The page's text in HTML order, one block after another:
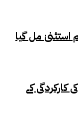
استثنیٰ مل گیا
کارکردگی کے